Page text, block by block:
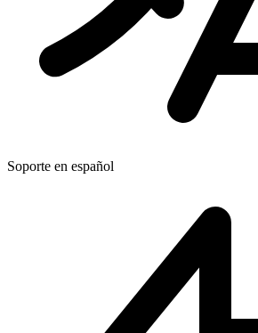
Soporte en español